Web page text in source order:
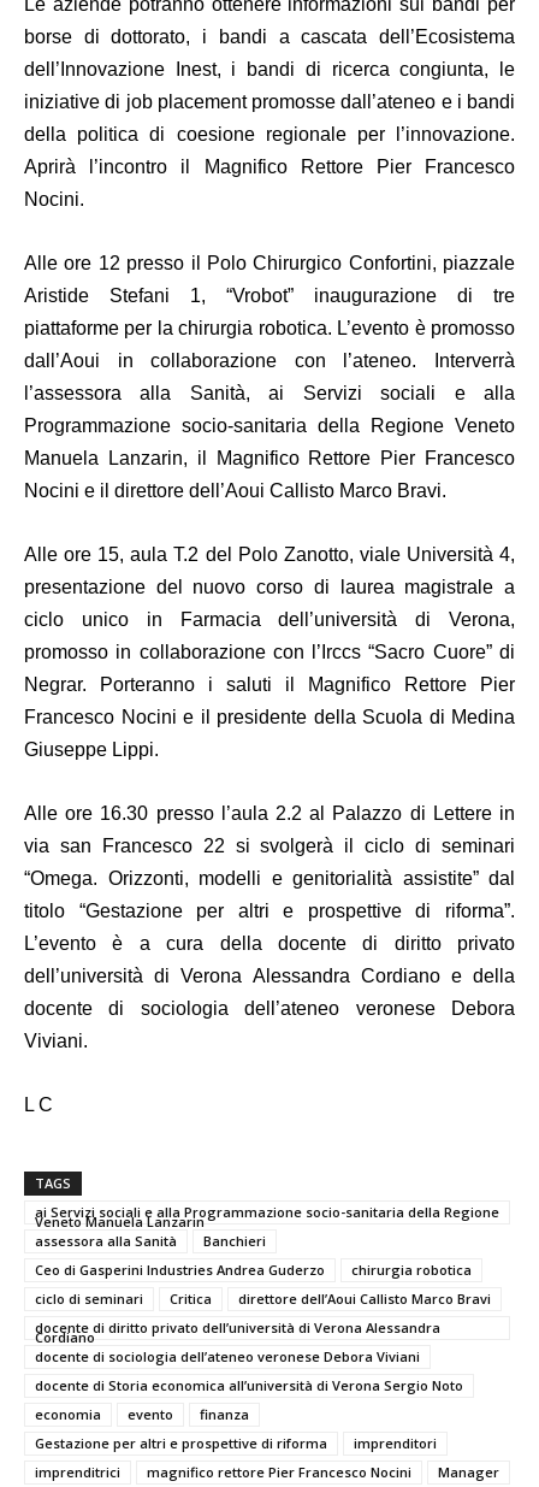
Le aziende potranno ottenere informazioni sui bandi per
borse di dottorato, i bandi a cascata dell’Ecosistema
dell’Innovazione Inest, i bandi di ricerca congiunta, le
iniziative di job placement promosse dall’ateneo e i bandi
della politica di coesione regionale per l’innovazione.
Aprirà l’incontro il Magnifico Rettore Pier Francesco
Nocini.
Alle ore 12 presso il Polo Chirurgico Confortini, piazzale
Aristide Stefani 1, “Vrobot” inaugurazione di tre
piattaforme per la chirurgia robotica. L’evento è promosso
dall’Aoui in collaborazione con l’ateneo. Interverrà
l’assessora alla Sanità, ai Servizi sociali e alla
Programmazione socio-sanitaria della Regione Veneto
Manuela Lanzarin, il Magnifico Rettore Pier Francesco
Nocini e il direttore dell’Aoui Callisto Marco Bravi.
Alle ore 15, aula T.2 del Polo Zanotto, viale Università 4,
presentazione del nuovo corso di laurea magistrale a
ciclo unico in Farmacia dell’università di Verona,
promosso in collaborazione con l’Irccs “Sacro Cuore” di
Negrar. Porteranno i saluti il Magnifico Rettore Pier
Francesco Nocini e il presidente della Scuola di Medina
Giuseppe Lippi.
Alle ore 16.30 presso l’aula 2.2 al Palazzo di Lettere in
via san Francesco 22 si svolgerà il ciclo di seminari
“Omega. Orizzonti, modelli e genitorialità assistite” dal
titolo “Gestazione per altri e prospettive di riforma”.
L’evento è a cura della docente di diritto privato
dell’università di Verona Alessandra Cordiano e della
docente di sociologia dell’ateneo veronese Debora
Viviani.
L C
TAGS
ai Servizi sociali e alla Programmazione socio-sanitaria della Regione
Veneto Manuela Lanzarin
assessora alla Sanità
Banchieri
Ceo di Gasperini Industries Andrea Guderzo
chirurgia robotica
ciclo di seminari
Critica
direttore dell’Aoui Callisto Marco Bravi
docente di diritto privato dell’università di Verona Alessandra
Cordiano
docente di sociologia dell’ateneo veronese Debora Viviani
docente di Storia economica all’università di Verona Sergio Noto
economia
evento
finanza
Gestazione per altri e prospettive di riforma
imprenditori
imprenditrici
magnifico rettore Pier Francesco Nocini Manager